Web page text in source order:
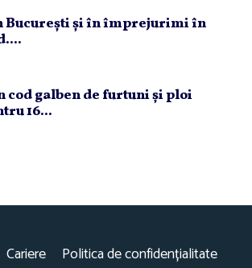
Bucureşti şi în împrejurimi în
cod galben de furtuni şi ploi
16...
Cariere
Politica de confidențialitate